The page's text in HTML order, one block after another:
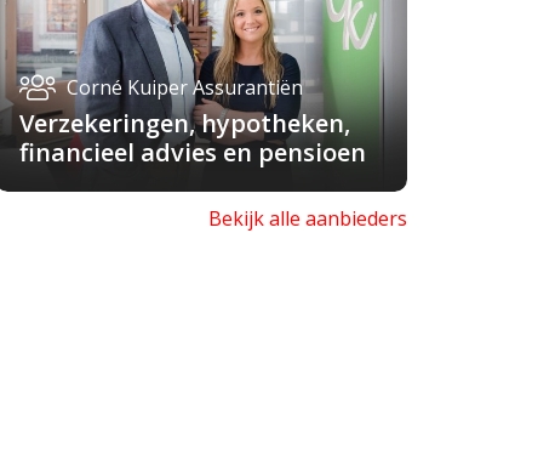
Corné Kuiper Assurantiën
Verzekeringen, hypotheken,
financieel advies en pensioen
Bekijk alle aanbieders